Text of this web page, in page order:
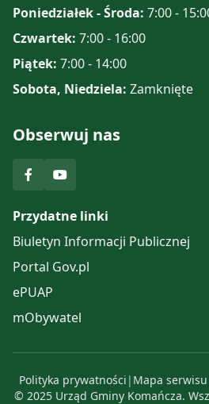
Poniedziałek - Środa: 7:00 -
Czwartek: 7:00 - 16:00
Piątek: 7:00 - 14:00
Sobota, Niedziela: Zamknięte
Obserwuj nas
Przydatne linki
Biuletyn Informacji Publicznej
Portal Gov.pl
ePUAP
mObywatel
Polityka prywatności | Mapa serwisu
© 2025 Urząd Gminy Komańcza.